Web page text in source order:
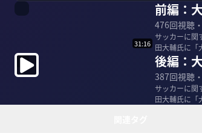
前編：
476回視聴・
サッカーに関
田大輔氏に「大学サッカー最
1970年...
31:16
後編：
387回視聴・
サッカーに関
田大輔氏に「